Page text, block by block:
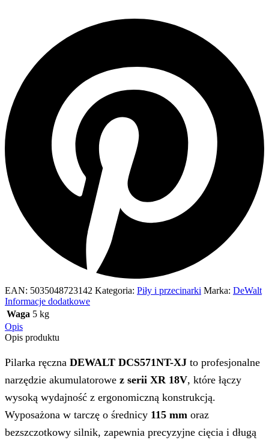
EAN: 5035048723142 Kategoria: Piły i przecinarki Marka: DeWalt
Informacje dodatkowe
Waga 5 kg
Opis
Opis produktu
Pilarka ręczna DEWALT DCS571NT-XJ to profesjonalne
narzędzie akumulatorowe z serii XR 18V, które łączy
wysoką wydajność z ergonomiczną konstrukcją.
Wyposażona w tarczę o średnicy 115 mm oraz
bezszczotkowy silnik, zapewnia precyzyjne cięcia i długą